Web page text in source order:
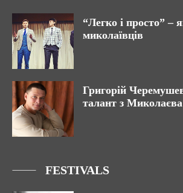
“Легко і просто” –
миколаївців
Григорій
талант з Миколаєва
FESTIVALS